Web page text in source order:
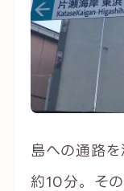
島への通路
約10分。その